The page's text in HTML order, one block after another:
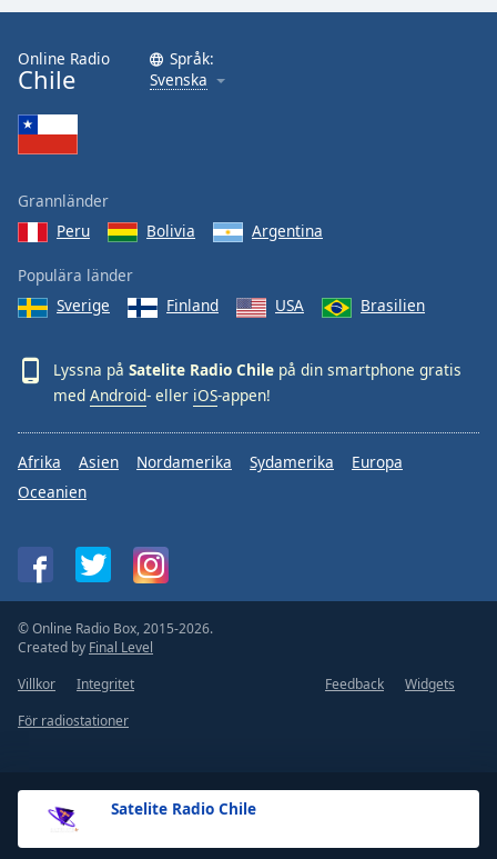
Satelite Radio Chile
Online Radio
Chile
Språk:
Svenska
Grannländer
Peru
Bolivia Argentina
Populära länder
Sverige
Finland USA Brasilien
Lyssna på Satelite Radio Chile på din smartphone gratis
med Android- eller iOS-appen!
Afrika Asien Nordamerika Sydamerika
Europa
Oceanien
© Online Radio Box, 2015-2026.
Created by Final Level
Villkor
Integritet Feedback
Widgets
För radiostationer